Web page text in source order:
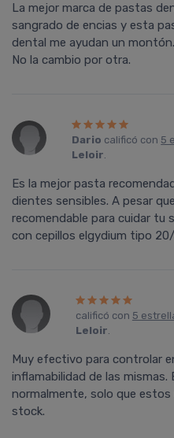
La mejor marca de pastas
sangrado de encias y esta
dental me ayudan un
No la cambio por otra.
Dario calificó con 5
Leloir.
Es la mejor pasta
dientes sensibles. A pesar
recomendable para cuidar tu
con cepillos elgydium tipo
calificó con 5
Leloir.
Muy efectivo para controlar
inflamabilidad de las
normalmente, solo que
stock.